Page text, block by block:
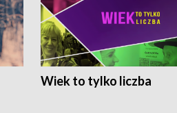
Wiek to tylko liczba